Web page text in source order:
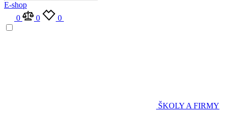
E-shop
0
0 0
ŠKOLY A FIRMY